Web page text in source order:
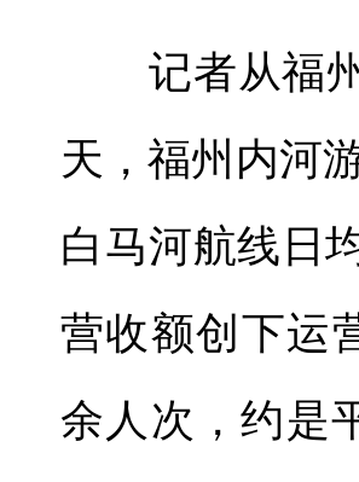
记者从福州
天，福州内河
白马河航线日
营收额创下运
余人次，约是